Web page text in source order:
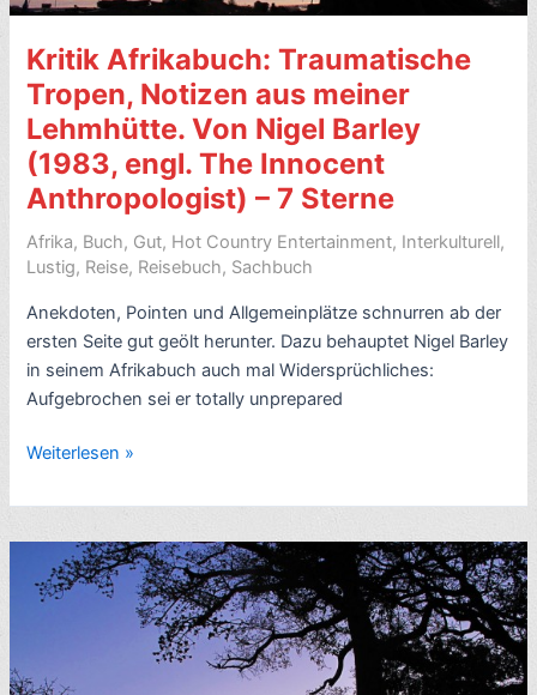
Kritik Afrikabuch: Traumatische
Tropen, Notizen aus meiner
Lehmhütte. Von Nigel Barley
(1983, engl. The Innocent
Anthropologist) – 7 Sterne
Afrika, Buch, Gut, Hot Country Entertainment, Interkulturell,
Lustig, Reise, Reisebuch, Sachbuch
Anekdoten, Pointen und Allgemeinplätze schnurren ab der
ersten Seite gut geölt herunter. Dazu behauptet Nigel Barley
in seinem Afrikabuch auch mal Widersprüchliches:
Aufgebrochen sei er totally unprepared
Kritik
Traumatische
Tropen,
Notizen
aus
Von
Weiterlesen »